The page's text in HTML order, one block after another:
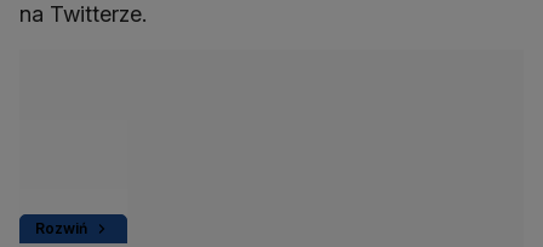
na Twitterze.
Rozwiń